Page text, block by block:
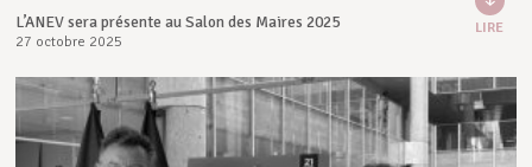
L’ANEV sera présente au Salon des Maires 2025
27 octobre 2025
LIRE